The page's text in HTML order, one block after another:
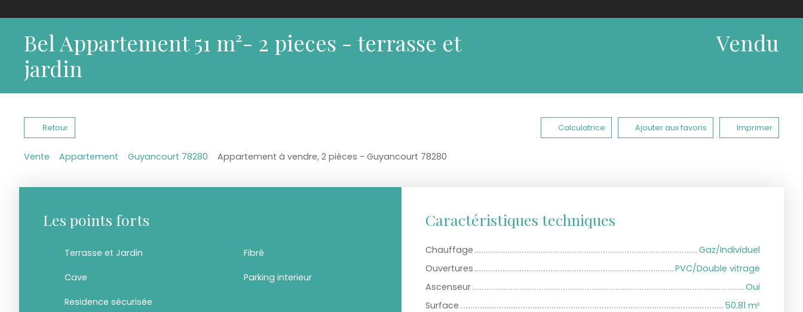
Bel Appartement 51 m²- 2 pieces - terrasse et
jardin
Vendu
Retour Calculatrice Ajouter aux favoris Imprimer
Vente Appartement Guyancourt 78280 Appartement à vendre, 2 pièces - Guyancourt 78280
Les points forts
Terrasse et Jardin Fibré
Cave Parking interieur
Residence sécurisée
Caractéristiques techniques
Chauffage
Gaz/Individuel
Ouvertures
PVC/Double vitrage
Ascenseur
Oui
Surface
50.81 m²